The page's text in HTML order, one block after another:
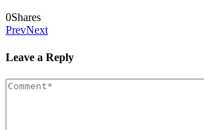
0Shares
PrevNext
Leave a Reply